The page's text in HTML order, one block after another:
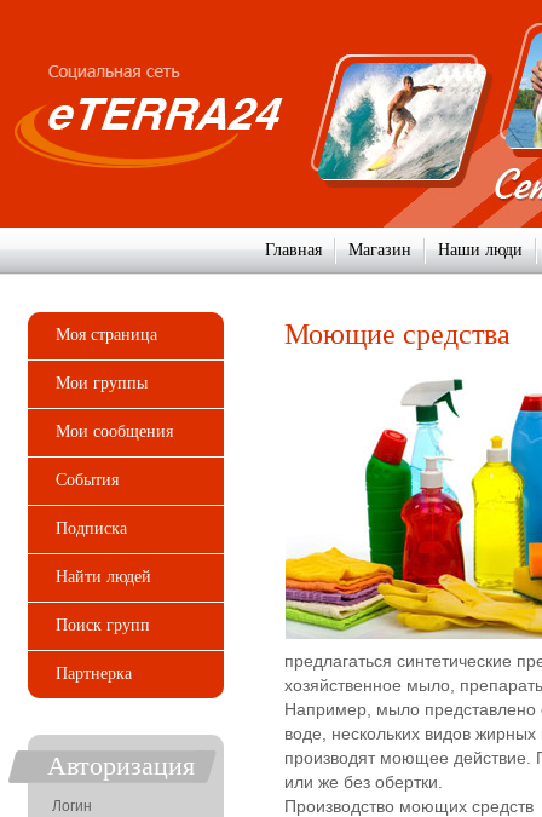
Главная Магазин Наши люди
Моющие средства
предлагаться синтетические
хозяйственное мыло,
Например, мыло
воде, нескольких видов
производят моющее действие.
или же без обертки.
Производство моющих средств
Моя страница
Мои группы
Мои сообщения
События
Подписка
Найти людей
Поиск групп
Партнерка
Авторизация
Логин